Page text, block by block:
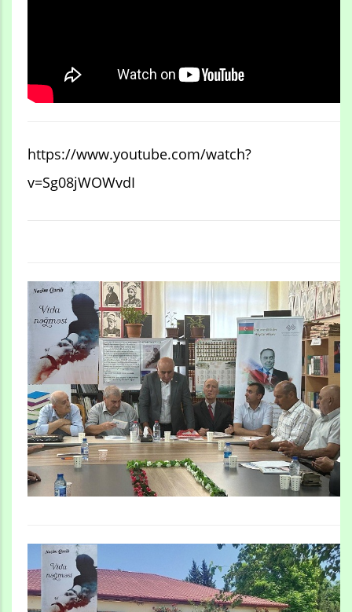
https://www.youtube.com/watch?
v=Sg08jWOWvdI